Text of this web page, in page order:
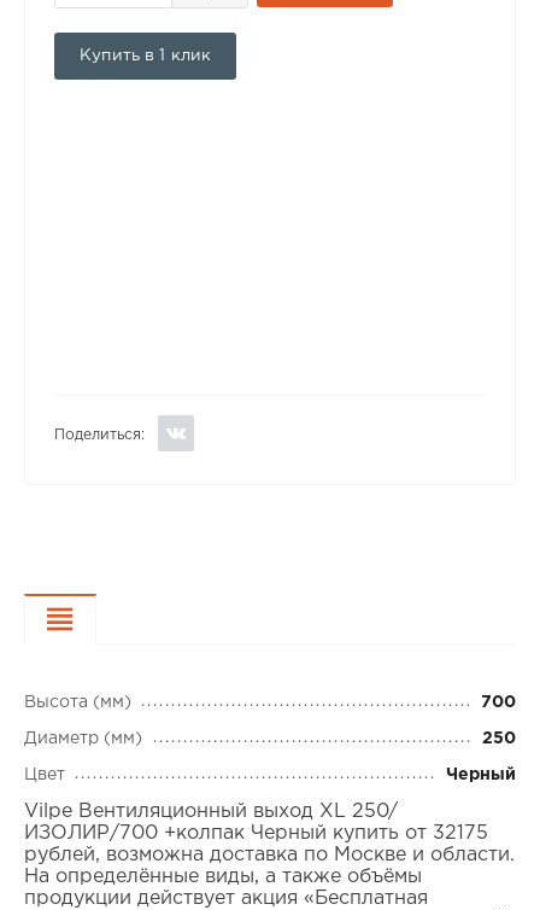
Купить в 1 клик
Поделиться:
Высота (мм) 700
Диаметр (мм) 250
Цвет Черный
Vilpe Вентиляционный выход XL 250/
ИЗОЛИР/700 +колпак Черный купить от 32175
рублей, возможна доставка по Москве и области.
На определённые виды, а также объёмы
продукции действует акция «Бесплатная